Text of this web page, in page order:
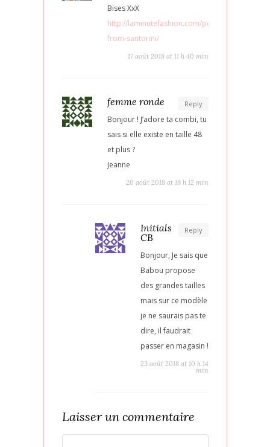
Bises XxX
http://laminutefashion.com/postcard-
from-santorini/
17 août 2018 at 11 h 40 min
Reply
femme ronde
Bonjour ! J’adore ta combi, tu
sais si elle existe en taille 48
et plus ?
Jeanne
20 août 2018 at 16 h 12 min
Reply
Initials
CB
Bonjour, Je sais que
Babou propose
des grandes tailles
mais sur ce modèle
je ne saurais pas te
dire, il faudrait
passer en magasin !
23 août 2018 at 10 h 14
min
Laisser un commentaire